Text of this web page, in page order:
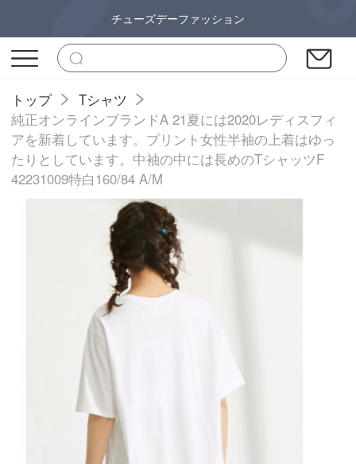
チューズデーファッション
トップ
Tシャツ
純正オンラインブランドA 21夏には2020レディスフィ
アを新着しています。プリント女性半袖の上着はゆっ
たりとしています。中袖の中には長めのTシャッツF
42231009特白160/84 A/M